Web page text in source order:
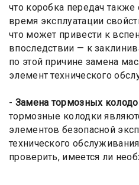
что коробка передач
время эксплуатации
что может привести к
впоследствии — к
по этой причине замена
элемент технического
- Замена тормозных
тормозные колодки
элементов безопасной
технического
проверить, имеется ли